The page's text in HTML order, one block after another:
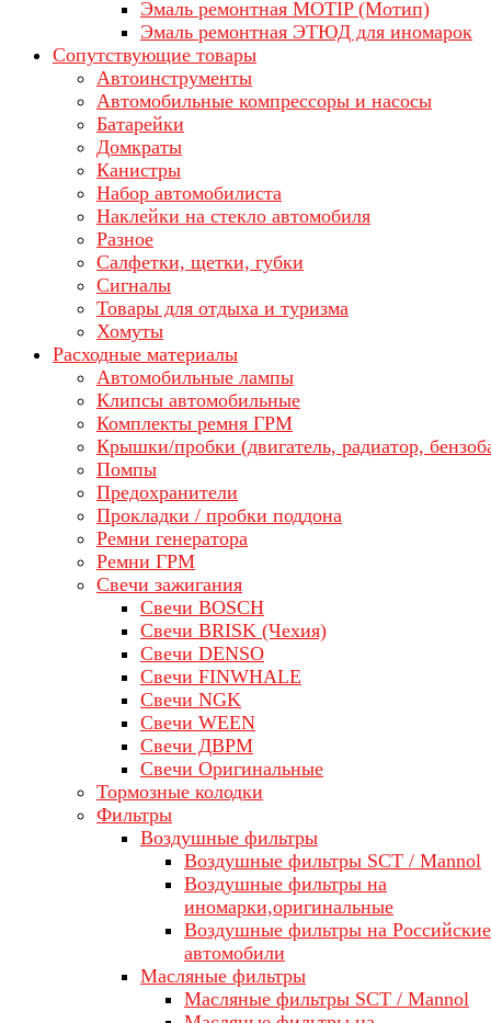
Эмаль ремонтная MOTIP (Мотип)
Эмаль ремонтная ЭТЮД для иномарок
Сопутствующие товары
Автоинструменты
Автомобильные компрессоры и насосы
Батарейки
Домкраты
Канистры
Набор автомобилиста
Наклейки на стекло автомобиля
Разное
Салфетки, щетки, губки
Сигналы
Товары для отдыха и туризма
Хомуты
Расходные материалы
Автомобильные лампы
Клипсы автомобильные
Комплекты ремня ГРМ
Крышки/пробки (двигатель, радиатор,
Помпы
Предохранители
Прокладки / пробки поддона
Ремни генератора
Ремни ГРМ
Свечи зажигания
Свечи BOSCH
Свечи BRISK (Чехия)
Свечи DENSO
Свечи FINWHALE
Свечи NGK
Свечи WEEN
Свечи ДВРМ
Свечи Оригинальные
Тормозные колодки
Фильтры
Воздушные фильтры
Воздушные фильтры SCT / Mannol
Воздушные фильтры на
иномарки,оригинальные
Воздушные фильтры на Российские
автомобили
Масляные фильтры
Масляные фильтры SCT / Mannol